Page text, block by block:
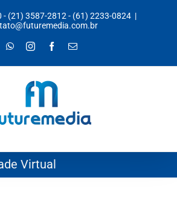
- (21) 3587-2812- (61) 2233-0824 |
WhatsAppInstagramFacebook
E-
Virtual